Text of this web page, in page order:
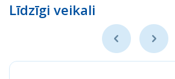
Līdzīgi veikali